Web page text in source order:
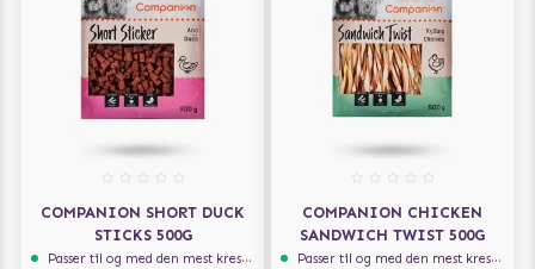
COMPANION SHORT DUCK
STICKS 500G
Passer til og med den mest kresne hunden
COMPANION CHICKEN
SANDWICH TWIST 500G
Passer til og med den mest kresne hunden